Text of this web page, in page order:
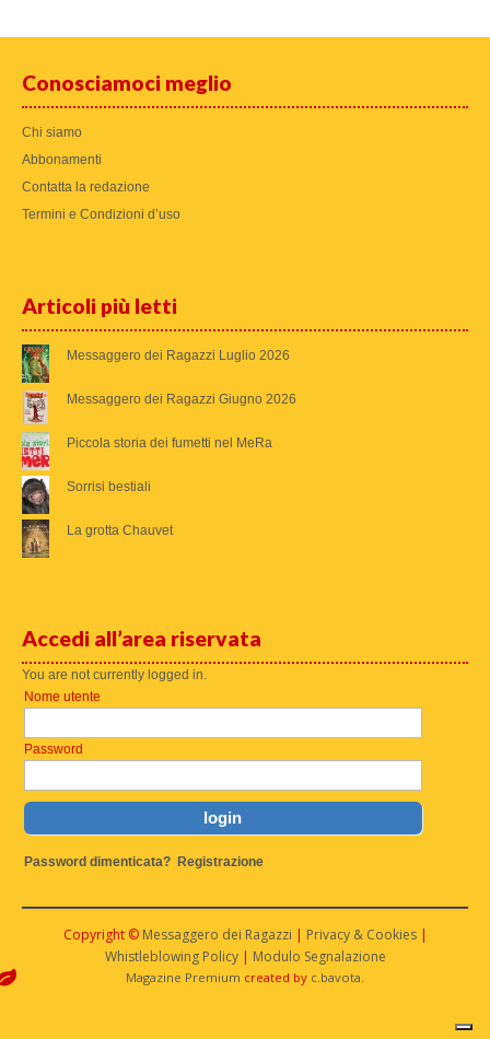
Conosciamoci meglio
Chi siamo
Abbonamenti
Contatta la redazione
Termini e Condizioni d’uso
Articoli più letti
Messaggero dei Ragazzi Luglio 2026
Messaggero dei Ragazzi Giugno 2026
Piccola storia dei fumetti nel MeRa
Sorrisi bestiali
La grotta Chauvet
Accedi all’area riservata
You are not currently logged in.
Nome utente
Password
Password dimenticata? Registrazione
Copyright © Messaggero dei Ragazzi | Privacy & Cookies|
Whistleblowing Policy| Modulo Segnalazione
Magazine Premium created by c.bavota.